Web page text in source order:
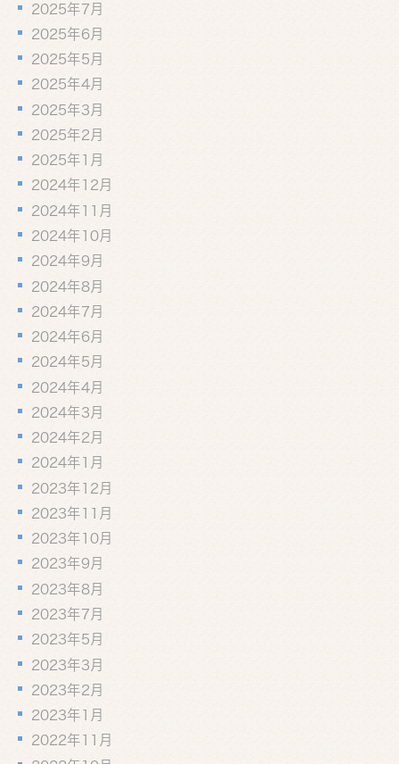
2025年7月
2025年6月
2025年5月
2025年4月
2025年3月
2025年2月
2025年1月
2024年12月
2024年11月
2024年10月
2024年9月
2024年8月
2024年7月
2024年6月
2024年5月
2024年4月
2024年3月
2024年2月
2024年1月
2023年12月
2023年11月
2023年10月
2023年9月
2023年8月
2023年7月
2023年5月
2023年3月
2023年2月
2023年1月
2022年11月